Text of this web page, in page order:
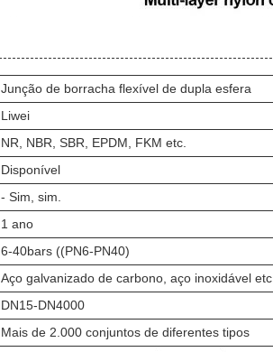
Junção de borracha flexível de dupla esfera
Liwei
NR, NBR, SBR, EPDM, FKM etc.
Disponível
- Sim, sim.
1 ano
6-40bars ((PN6-PN40)
Aço galvanizado de carbono, aço inoxidável etc.
DN15-DN4000
Mais de 2.000 conjuntos de diferentes tipos